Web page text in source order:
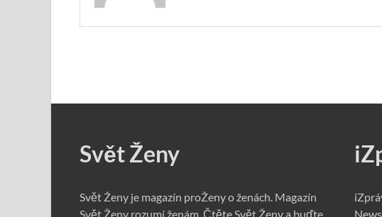
Svět Ženy
Svět Ženy je magazín proŽeny o ženách. Magazín
Svět Ženy rozumí ženám. Čtěte Svět Ženy a buďte